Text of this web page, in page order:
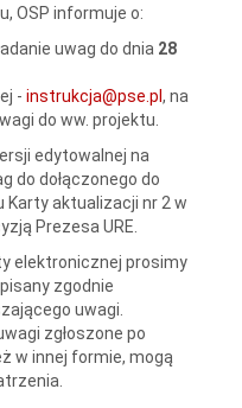
OSP informuje o:
uwag do dnia 28
- instrukcja@pse.pl , na
do ww. projektu.
edytowalnej na
do dołączonego do
aktualizacji nr 2 w
Prezesa URE.
elektronicznej prosimy
zgodnie
uwagi.
zgłoszone po
w innej formie, mogą